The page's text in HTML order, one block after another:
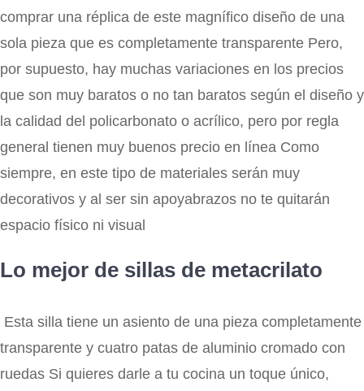
comprar una réplica de este magnífico diseño de una
sola pieza que es completamente transparente Pero,
por supuesto, hay muchas variaciones en los precios
que son muy baratos o no tan baratos según el diseño y
la calidad del policarbonato o acrílico, pero por regla
general tienen muy buenos precio en línea Como
siempre, en este tipo de materiales serán muy
decorativos y al ser sin apoyabrazos no te quitarán
espacio físico ni visual
Lo mejor de sillas de metacrilato
Esta silla tiene un asiento de una pieza completamente
transparente y cuatro patas de aluminio cromado con
ruedas Si quieres darle a tu cocina un toque único,